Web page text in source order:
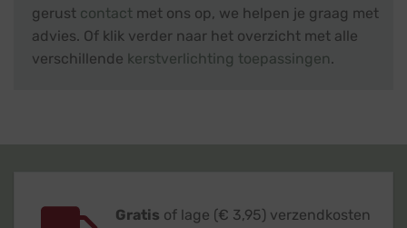
gerust contact met ons op, we helpen je graag met
advies. Of klik verder naar het overzicht met alle
verschillende kerstverlichting toepassingen.
Gratis of lage (€ 3,95) verzendkosten